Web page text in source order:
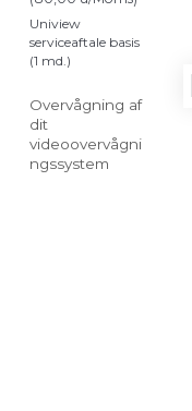
Uniview
serviceaftale basis
(1 md.)
Overvågning af
dit
videoovervågni
ngssystem